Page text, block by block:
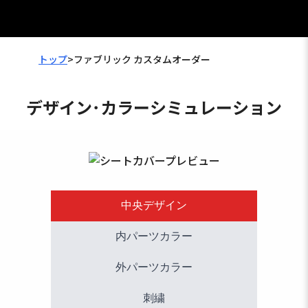
トップ>ファブリック カスタムオーダー
デザイン･カラーシミュレーション
中央デザイン
内パーツカラー
外パーツカラー
刺繍